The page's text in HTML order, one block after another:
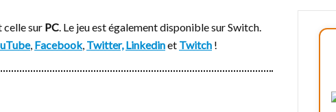
celle sur PC. Le jeu est également disponible sur Switch.
, Facebook, Twitter, Linkedinet Twitch !